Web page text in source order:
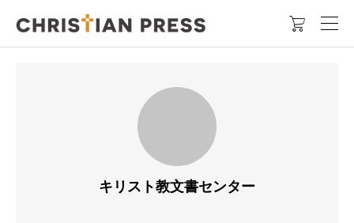

キリスト教文書センター